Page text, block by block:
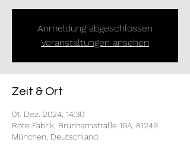
Anmeldung abgeschlossen
Veranstaltungen ansehen
Zeit & Ort
01. Dez. 2024, 14:30
Rote Fabrik, Brunhamstraße 19A, 81249
München, Deutschland